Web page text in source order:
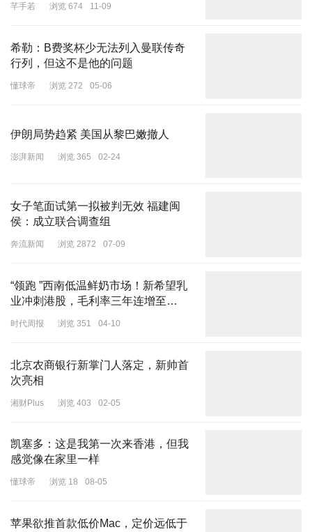
芊手若 浏览 674 11-09
希勒：B费奖杯少无法列入曼联传奇
行列，但这不是他的问题
懂球帝 浏览 272 05-06
伊朗局势趋紧 美国从黎巴嫩撤人
澎湃新闻 浏览 365 02-24
女子笔面试第一拟被判无效 福建闽
侯：成立联合调查组
奔流新闻 浏览 2872 07-09
“领跑 ”西南低温鲜奶市场！新希望乳
业冲刺港股，毛利率三年连增至
时代周报 浏览 351 04-10
北京农商银行新掌门人落定，新帅首
次亮相
湘财Plus 浏览 403 02-05
凯塞多：这是我第一次来香港，但我
感觉像在家里一样
懂球帝 浏览 18 08-05
苹果欲推首款低价Mac，定价远低于